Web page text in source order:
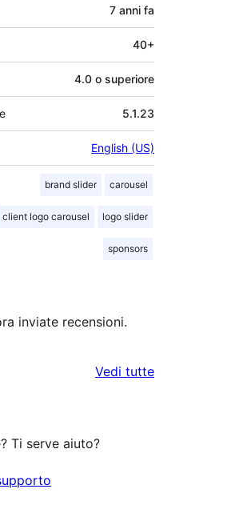
7 anni fa
40+
4.0 o superiore
5.1.23
English (US)
brand slider carousel
client logo carousel logo slider
sponsors
inviate recensioni.
Vedi tuttele
Ti serve aiuto?